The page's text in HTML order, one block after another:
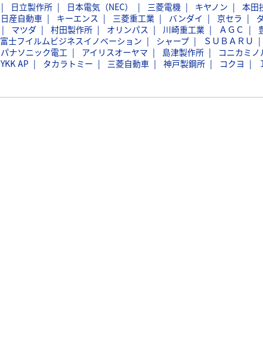
日立製作所 日本電気（NEC） 三菱電機 キヤノン 本田
日産自動車 キーエンス 三菱重工業 バンダイ 京セラ
マツダ 村田製作所 オリンパス 川崎重工業 ＡＧＣ
富士フイルムビジネスイノベーション シャープ ＳＵＢＡＲＵ
パナソニック電工 アイリスオーヤマ 島津製作所 コニカミノ
YKK AP タカラトミー 三菱自動車 神戸製鋼所 コクヨ